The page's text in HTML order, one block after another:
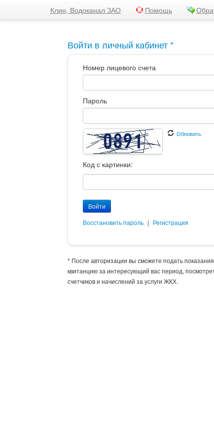
Клин, Водоканал ЗАО Помощь
Войти в личный кабинет *
Номер лицевого счета
Пароль
Обновить
Код с картинки:
Восстановить пароль | Регистрация
* После авторизации вы сможете подать
квитанцию за интересующий вас период,
счетчиков и начислений за услуги ЖКХ.